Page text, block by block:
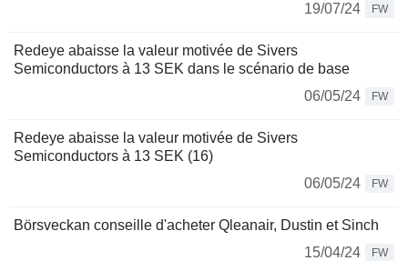
19/07/24
FW
Redeye abaisse la valeur motivée de Sivers
Semiconductors à 13 SEK dans le scénario de base
06/05/24
FW
Redeye abaisse la valeur motivée de Sivers
Semiconductors à 13 SEK (16)
06/05/24
FW
Börsveckan conseille d'acheter Qleanair, Dustin et Sinch
15/04/24
FW